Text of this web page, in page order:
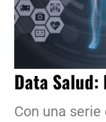
Data Salud:
Con una